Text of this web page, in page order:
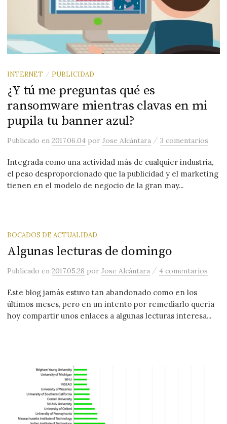
INTERNET / PUBLICIDAD
¿Y tú me preguntas qué es
ransomware mientras clavas en mi
pupila tu banner azul?
Publicadoen2017.06.04 porJose Alcántara /3 comentarios
Integrada como una actividad más de cualquier industria,
el peso desproporcionado que la publicidad y el marketing
tienen en el modelo de negocio de la gran may...
BOCADOS DE ACTUALIDAD
Algunas lecturas de domingo
Publicadoen2017.05.28 porJose Alcántara /4 comentarios
Este blog jamás estuvo tan abandonado como en los
últimos meses, pero en un intento por remediarlo quería
hoy compartir unos enlaces a algunas lecturas interesa...